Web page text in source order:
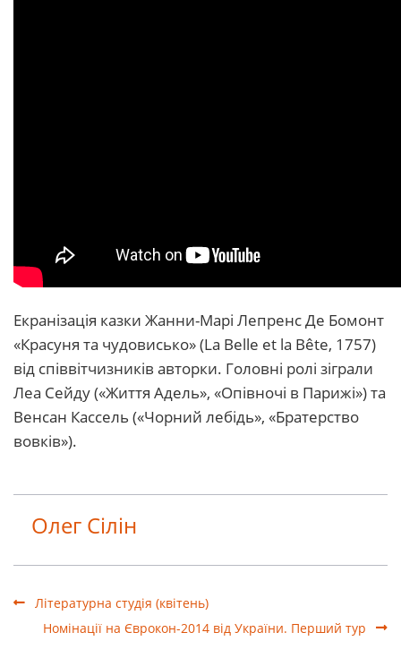
Екранізація казки Жанни-Марі Лепренс Де Бомонт
«Красуня та чудовисько» (La Belle et la Bête, 1757)
від співвітчизників авторки. Головні ролі зіграли
Леа Сейду («Життя Адель», «Опівночі в Парижі») та
Венсан Кассель («Чорний лебідь», «Братерство
вовків»).
Олег Сілін
Літературна студія (квітень)
Номінації на Єврокон-2014 від України. Перший тур